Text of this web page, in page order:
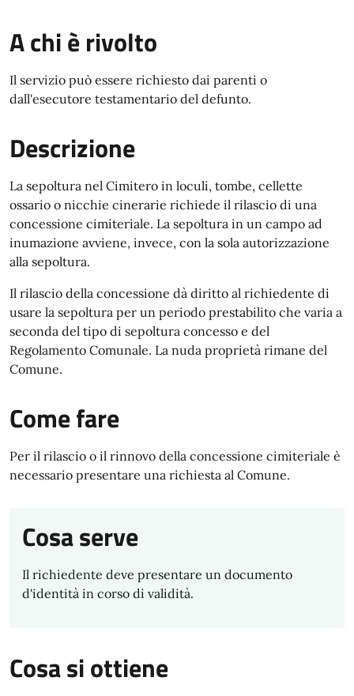
A chi è rivolto
Il servizio può essere richiesto dai parenti o
dall'esecutore testamentario del defunto.
Descrizione
La sepoltura nel Cimitero in loculi, tombe, cellette
ossario o nicchie cinerarie richiede il rilascio di una
concessione cimiteriale. La sepoltura in un campo ad
inumazione avviene, invece, con la sola autorizzazione
alla sepoltura.
Il rilascio della concessione dà diritto al richiedente di
usare la sepoltura per un periodo prestabilito che varia a
seconda del tipo di sepoltura concesso e del
Regolamento Comunale. La nuda proprietà rimane del
Comune.
Come fare
Per il rilascio o il rinnovo della concessione cimiteriale è
necessario presentare una richiesta al Comune.
Cosa serve
Il richiedente deve presentare un documento
d'identità in corso di validità.
Cosa si ottiene